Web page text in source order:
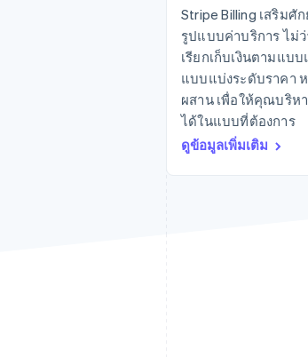
กา
กา
แสวงผลกำไร
พาะทาง
ลีก
Stripe Billing เสริมศั
รูปแบบค่าบริการ ไม่
เรียกเก็บเงินตามแบ
แบบแบ่งระดับราคา
ผสาน เพื่อให้คุณบริห
ได้ในแบบที่ต้องการ
ดูข้อมูลเพิ่มเติม